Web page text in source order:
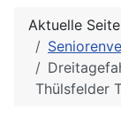
Aktuelle
Thülsfelder